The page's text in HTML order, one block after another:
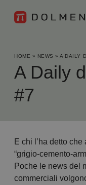
HOME » NEWS »A DAILY
A Daily
#7
E chi l’ha detto
“grigio-cemento-
Poche le news del
commerciali